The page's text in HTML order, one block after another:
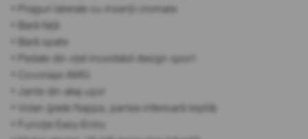
• Praguri laterale cu inserții cromate
• Bară față
• Bară spate
• Pedale din oțel inoxidabil design sport
• Covorașe AMG
• Jante din aliaj ușor
• Volan (piele Nappa, partea inferioară teșită)
• Funcție Easy-Entry